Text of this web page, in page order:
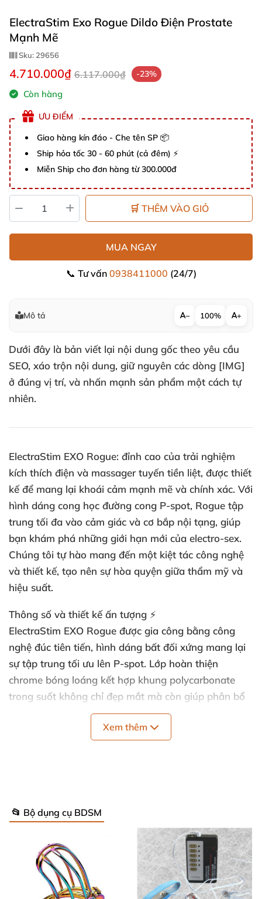
ElectraStim Exo Rogue Dildo Điện Prostate
Mạnh Mẽ
Sku: 29656
4.710.000₫ 6.117.000₫ -23%
Còn hàng
ƯU ĐIỂM
Giao hàng kín đáo - Che tên SP 📦
Ship hỏa tốc 30 - 60 phút (cả đêm) ⚡
Miễn Ship cho đơn hàng từ 300.000đ
🛒 THÊM VÀO GIỎ
MUA NGAY
📞 Tư vấn 0938411000 (24/7)
Mô tả − 100% +
Dưới đây là bản viết lại nội dung gốc theo yêu cầu
SEO, xáo trộn nội dung, giữ nguyên các dòng [IMG]
ở đúng vị trí, và nhấn mạnh sản phẩm một cách tự
nhiên.
ElectraStim EXO Rogue: đỉnh cao của trải nghiệm
kích thích điện và massager tuyến tiền liệt, được thiết
kế để mang lại khoái cảm mạnh mẽ và chính xác. Với
hình dáng cong học đường cong P-spot, Rogue tập
trung tối đa vào cảm giác và cơ bắp nội tạng, giúp
bạn khám phá những giới hạn mới của electro-sex.
Chúng tôi tự hào mang đến một kiệt tác công nghệ
và thiết kế, tạo nên sự hòa quyện giữa thẩm mỹ và
hiệu suất.
Thông số và thiết kế ấn tượng ⚡
ElectraStim EXO Rogue được gia công bằng công
nghệ đúc tiên tiến, hình dáng bất đối xứng mang lại
sự tập trung tối ưu lên P-spot. Lớp hoàn thiện
chrome bóng loáng kết hợp khung polycarbonate
trong suốt không chỉ đẹp mắt mà còn giúp phân bổ
điện đồng đều và mạnh mẽ. Thiết kế chú trọng chi
Trọng lượng nặng tạo lực ép lên cơ nội tạng, giúp
đầu “phồng” vào đúng vị trí tuyến tiền liệt.
Lớp mạ chrome dẫn điện cho trải nghiệm điện
liền mạch và dữ dội.
Xem thêm
📂 Bộ dụng cụ BDSM